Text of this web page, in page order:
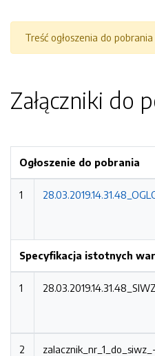
Treść ogłoszenia do
Załączniki do
Ogłoszenie do pobrania
1
Specyfikacja istotnych
1
2